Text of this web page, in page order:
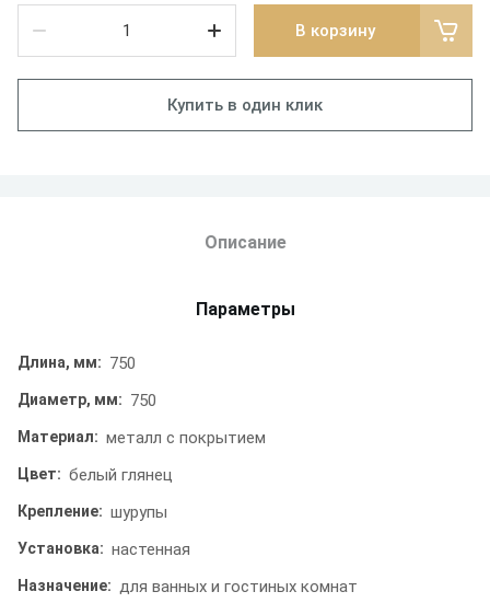
В корзину
Купить в один клик
Описание
Параметры
Длина, мм: 750
Диаметр, мм: 750
Материал: металл с покрытием
Цвет: белый глянец
Крепление: шурупы
Установка: настенная
Назначение: для ванных и гостиных комнат